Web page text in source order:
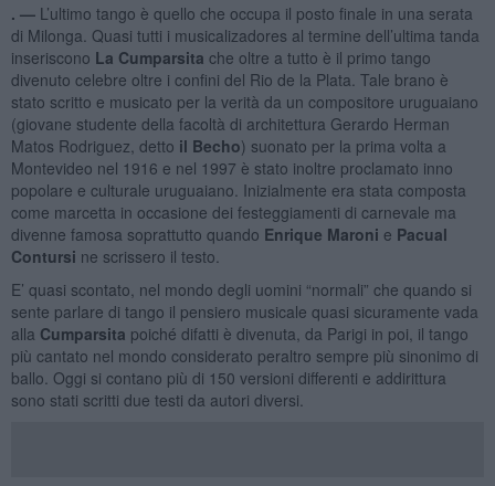
. — L’ultimo tango è quello che occupa il posto finale in una serata
di Milonga. Quasi tutti i musicalizadores al termine dell’ultima tanda
inseriscono La Cumparsita che oltre a tutto è il primo tango
divenuto celebre oltre i confini del Rio de la Plata. Tale brano è
stato scritto e musicato per la verità da un compositore uruguaiano
(giovane studente della facoltà di architettura Gerardo Herman
Matos Rodriguez, detto il Becho) suonato per la prima volta a
Montevideo nel 1916 e nel 1997 è stato inoltre proclamato inno
popolare e culturale uruguaiano. Inizialmente era stata composta
come marcetta in occasione dei festeggiamenti di carnevale ma
divenne famosa soprattutto quando Enrique Maroni e Pacual
Contursi ne scrissero il testo.
E’ quasi scontato, nel mondo degli uomini “normali” che quando si
sente parlare di tango il pensiero musicale quasi sicuramente vada
alla Cumparsita poiché difatti è divenuta, da Parigi in poi, il tango
più cantato nel mondo considerato peraltro sempre più sinonimo di
ballo. Oggi si contano più di 150 versioni differenti e addirittura
sono stati scritti due testi da autori diversi.